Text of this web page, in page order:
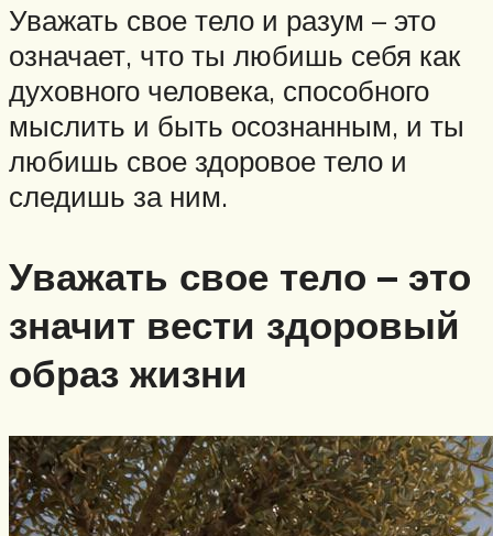
Уважать свое тело и разум – это
означает, что ты любишь себя как
духовного человека, способного
мыслить и быть осознанным, и ты
любишь свое здоровое тело и
следишь за ним.
Уважать свое тело – это
значит вести здоровый
образ жизни